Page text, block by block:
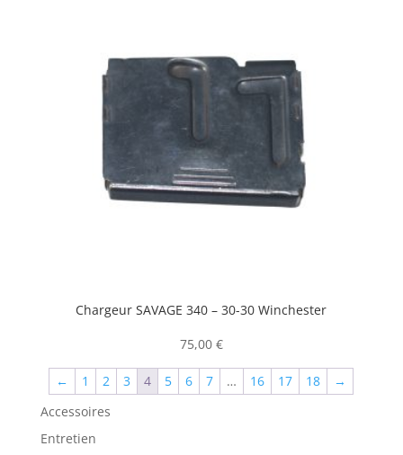
Chargeur SAVAGE 340 – 30-30 Winchester
75,00 €
← 1 2 3 4 5 6 7 … 16 17 18
→
Accessoires
Entretien